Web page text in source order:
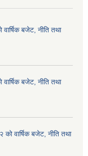
वार्षिक बजेट, नीति तथा
वार्षिक बजेट, नीति तथा
को वार्षिक बजेट, नीति तथा